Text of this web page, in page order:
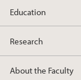
Education
Research
About the Faculty